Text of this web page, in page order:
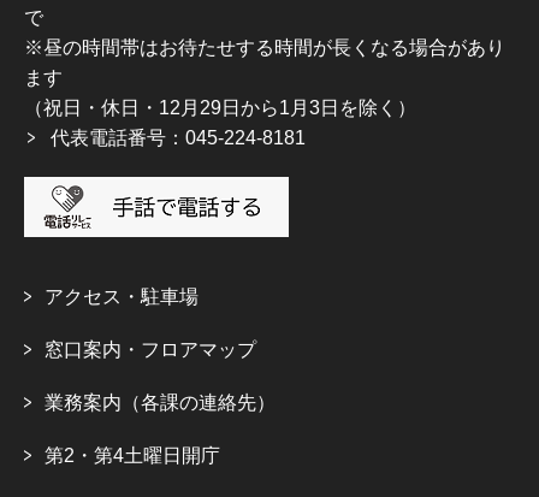
で
※昼の時間帯はお待たせする時間が長くなる場合があり
ます
（祝日・休日・12月29日から1月3日を除く）
代表電話番号：045-224-8181
アクセス・駐車場
窓口案内・フロアマップ
業務案内（各課の連絡先）
第2・第4土曜日開庁